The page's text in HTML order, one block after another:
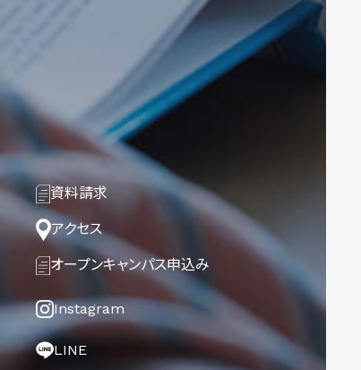
資料請求
アクセス
オープンキャンパス申込み
Instagram
LINE